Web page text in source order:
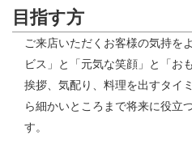
目指す方
ご来店いただくお客様の気持を
ビス」と「元気な笑顔」と「お
挨拶、気配り、料理を出すタイ
ら細かいところまで将来に役立
す。